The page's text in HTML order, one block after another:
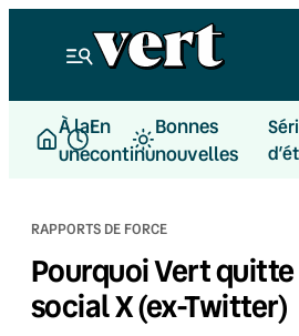
À la
une
En
continu
Bonnes
nouvelles
RAPPORTS DE FORCE
Pourquoi Vert quitte
social X (ex-Twitter)